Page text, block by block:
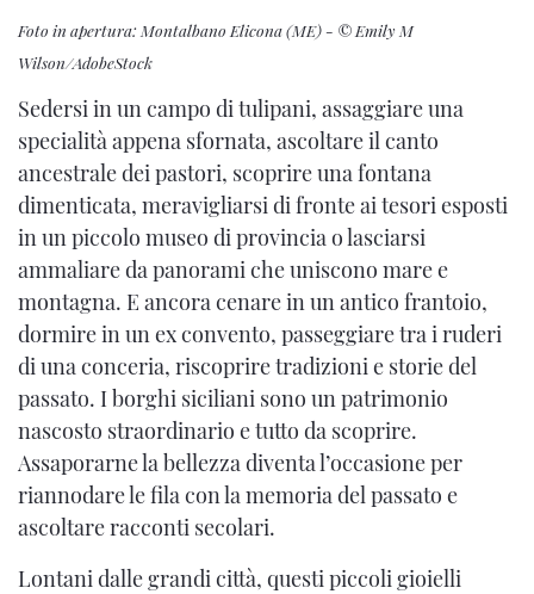
Foto in apertura: Montalbano Elicona (ME) - © Emily M
Wilson/AdobeStock
Sedersi in un campo di tulipani, assaggiare una
specialità appena sfornata, ascoltare il canto
ancestrale dei pastori, scoprire una fontana
dimenticata, meravigliarsi di fronte ai tesori esposti
in un piccolo museo di provincia o lasciarsi
ammaliare da panorami che uniscono mare e
montagna. E ancora cenare in un antico frantoio,
dormire in un ex convento, passeggiare tra i ruderi
di una conceria, riscoprire tradizioni e storie del
passato. I borghi siciliani sono un patrimonio
nascosto straordinario e tutto da scoprire.
Assaporarne la bellezza diventa l’occasione per
riannodare le fila con la memoria del passato e
ascoltare racconti secolari.
Lontani dalle grandi città, questi piccoli gioielli